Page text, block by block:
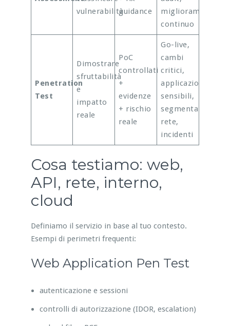
vulnerabilitàguidance
miglioramento
continuo
Penetration
Test
Dimostrare
sfruttabilità
e
impatto
reale
PoC
controllati
+
evidenze
+ rischio
reale
Go-live,
cambi
critici,
applicazioni
sensibili,
segmentazione
rete,
incidenti
Cosa testiamo: web,
API, rete, interno,
cloud
Definiamo il servizio in base al tuo contesto.
Esempi di perimetri frequenti:
Web Application Pen Test
autenticazione e sessioni
controlli di autorizzazione (IDOR, escalation)